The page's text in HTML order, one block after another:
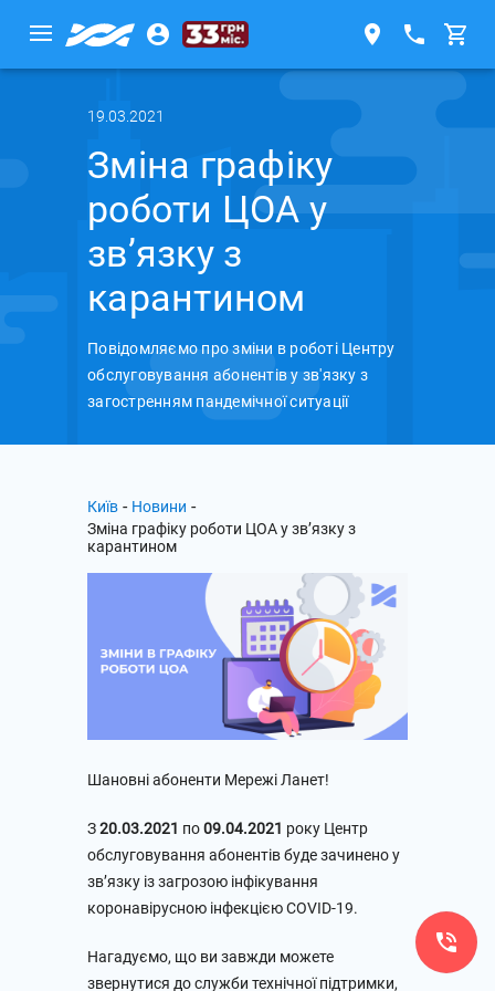
19.03.2021
Зміна графіку
роботи ЦОА у
зв’язку з
карантином
Повідомляємо про зміни в роботі Центру
обслуговування абонентів у зв'язку з
загостренням пандемічної ситуації
Київ - Новини -
Зміна графіку роботи ЦОА у зв’язку з
карантином
Шановні абоненти Мережі Ланет!
З20.03.2021 по09.04.2021 року Центр
обслуговування абонентів буде зачинено у
зв’язку із загрозою інфікування
коронавірусною інфекцією COVID-19.
Нагадуємо, що ви завжди можете
звернутися до служби технічної підтримки,